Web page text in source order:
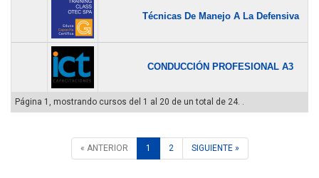
Técnicas De Manejo A La Defensiva
CONDUCCIÓN PROFESIONAL A3
Página 1, mostrando cursos del 1 al 20 de un total de 24. .
« ANTERIOR 1 2 SIGUIENTE »